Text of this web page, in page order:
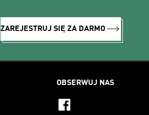
ZAREJESTRUJ SIĘ ZA DARMO
OBSERWUJ NAS